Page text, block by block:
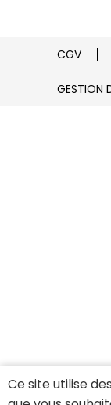
CGV
GESTION
Ce site utilise